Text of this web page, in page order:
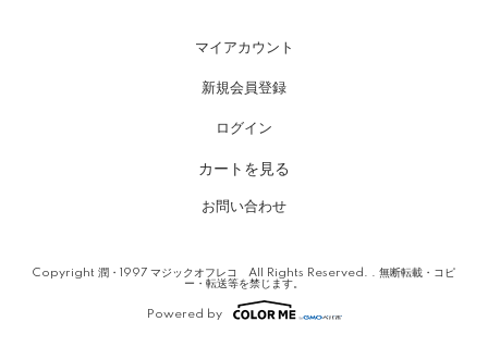
マイアカウント
新規会員登録
ログイン
カートを見る
お問い合わせ
Copyright 潤・1997 マジックオフレコ All Rights Reserved. . 無断転載・コピ
ー・転送等を禁じます。
Powered by